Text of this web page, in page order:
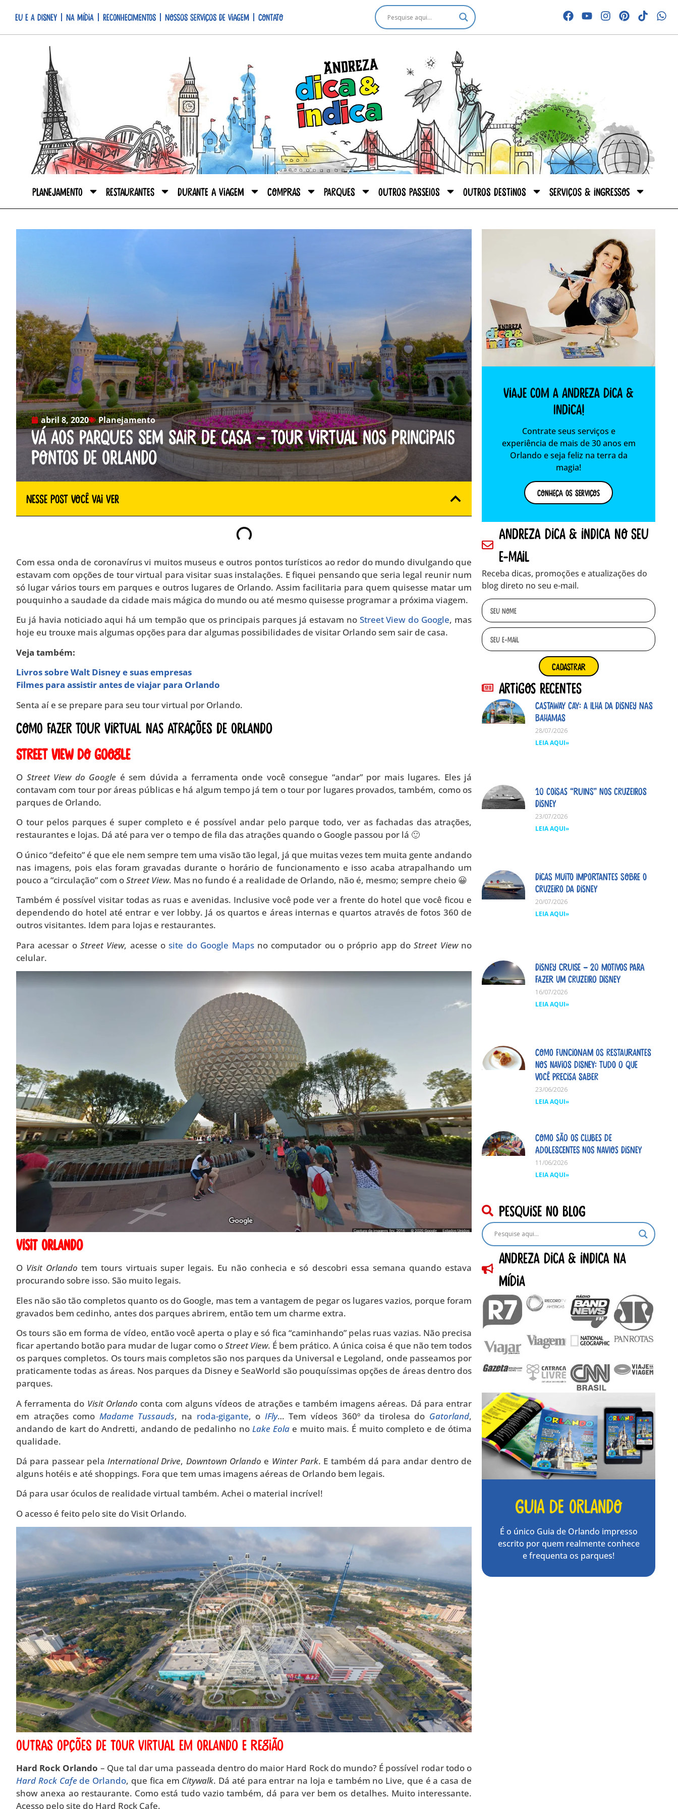
Eu e a Disney Na mídia Reconhecimentos Nossos serviços de viagem Contato
Planejamento Restaurantes Durante a Viagem Compras Parques Outros passeios Outros destinos Serviços & Ingressos
abril 8, 2020 Planejamento
Vá aos parques sem sair de casa – Tour virtual nos principais
pontos de Orlando
Nesse Post você vai ver
Com essa onda de coronavírus vi muitos museus e outros pontos turísticos ao redor do mundo divulgando que
estavam com opções de tour virtual para visitar suas instalações. E fiquei pensando que seria legal reunir num
só lugar vários tours em parques e outros lugares de Orlando. Assim facilitaria para quem quisesse matar um
pouquinho a saudade da cidade mais mágica do mundo ou até mesmo quisesse programar a próxima viagem.
Eu já havia noticiado aqui há um tempão que os principais parques já estavam no Street View do Google, mas
hoje eu trouxe mais algumas opções para dar algumas possibilidades de visitar Orlando sem sair de casa.
Veja também:
Livros sobre Walt Disney e suas empresas
Filmes para assistir antes de viajar para Orlando
Senta aí e se prepare para seu tour virtual por Orlando.
Como fazer tour virtual nas atrações de Orlando
Street View do Google
O Street View do Google é sem dúvida a ferramenta onde você consegue “andar” por mais lugares. Eles já
contavam com tour por áreas públicas e há algum tempo já tem o tour por lugares provados, também, como os
parques de Orlando.
O tour pelos parques é super completo e é possível andar pelo parque todo, ver as fachadas das atrações,
restaurantes e lojas. Dá até para ver o tempo de fila das atrações quando o Google passou por lá 🙂
O único “defeito” é que ele nem sempre tem uma visão tão legal, já que muitas vezes tem muita gente andando
nas imagens, pois elas foram gravadas durante o horário de funcionamento e isso acaba atrapalhando um
pouco a “circulação” com oStreet View. Mas no fundo é a realidade de Orlando, não é, mesmo; sempre cheio 😀
Também é possível visitar todas as ruas e avenidas. Inclusive você pode ver a frente do hotel que você ficou e
dependendo do hotel até entrar e ver lobby. Já os quartos e áreas internas e quartos através de fotos 360 de
outros visitantes. Idem para lojas e restaurantes.
Para acessar oStreet View, acesse osite do Google Mapsno computador ou o próprio app doStreet Viewno
celular.
Visit Orlando
O Visit Orlando tem tours virtuais super legais. Eu não conhecia e só descobri essa semana quando estava
procurando sobre isso. São muito legais.
Eles não são tão completos quanto os do Google, mas tem a vantagem de pegar os lugares vazios, porque foram
gravados bem cedinho, antes dos parques abrirem, então tem um charme extra.
Os tours são em forma de vídeo, então você aperta o play e só fica “caminhando” pelas ruas vazias. Não precisa
ficar apertando botão para mudar de lugar como oStreet View. É bem prático. A única coisa é que não tem todos
os parques completos. Os tours mais completos são nos parques da Universal e Legoland, onde passeamos por
praticamente todas as áreas. Nos parques da Disney e SeaWorld são pouquíssimas opções de áreas dentro dos
parques.
A ferramenta do Visit Orlando conta com alguns vídeos de atrações e também imagens aéreas. Dá para entrar
em atrações como Madame Tussauds, na roda-gigante, o IFly… Tem vídeos 360º da tirolesa do Gatorland,
andando de kart do Andretti, andando de pedalinho no Lake Eola e muito mais. É muito completo e de ótima
qualidade.
Dá para passear pelaInternational Drive, Downtown Orlando e Winter Park. E também dá para andar dentro de
alguns hotéis e até shoppings. Fora que tem umas imagens aéreas de Orlando bem legais.
Dá para usar óculos de realidade virtual também. Achei o material incrível!
O acesso é feito pelo site do Visit Orlando.
Outras opções de tour virtual em Orlando e região
Hard Rock Orlando – Que tal dar uma passeada dentro do maior Hard Rock do mundo? É possível rodar todo o
Hard Rock Cafede Orlando, que fica em Citywalk. Dá até para entrar na loja e também no Live, que é a casa de
show anexa ao restaurante. Como está tudo vazio também, dá para ver bem os detalhes. Muito interessante.
Acesso pelo site do Hard Rock Cafe.
Viaje com a Andreza dica &
indica!
Contrate seus serviços e
experiência de mais de 30 anos em
Orlando e seja feliz na terra da
magia!
Conheça os Serviços
andreza dica & indica no seu
e-mail
Receba dicas, promoções e atualizações do
blog direto no seu e-mail.
cadastrar
Artigos Recentes
Castaway Cay: A ilha da Disney nas
Bahamas
28/07/2026
LEIA AQUI»
10 coisas “ruins” nos cruzeiros
Disney
23/07/2026
LEIA AQUI»
Dicas MUITO importantes sobre o
cruzeiro da Disney
20/07/2026
LEIA AQUI»
Disney Cruise – 20 motivos para
fazer um cruzeiro Disney
16/07/2026
LEIA AQUI»
Como funcionam os restaurantes
nos navios Disney: tudo o que
você precisa saber
23/06/2026
LEIA AQUI»
Como são os clubes de
adolescentes nos navios Disney
11/06/2026
LEIA AQUI»
pesquise no blog
Andreza dica & indica na
Mídia
Guia de Orlando
É o único Guia de Orlando impresso
escrito por quem realmente conhece
e frequenta os parques!